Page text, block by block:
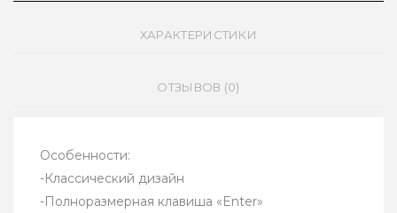
ХАРАКТЕРИСТИКИ
ОТЗЫВОВ (0)
Особенности:
-Классический дизайн
-Полноразмерная клавиша «Enter»